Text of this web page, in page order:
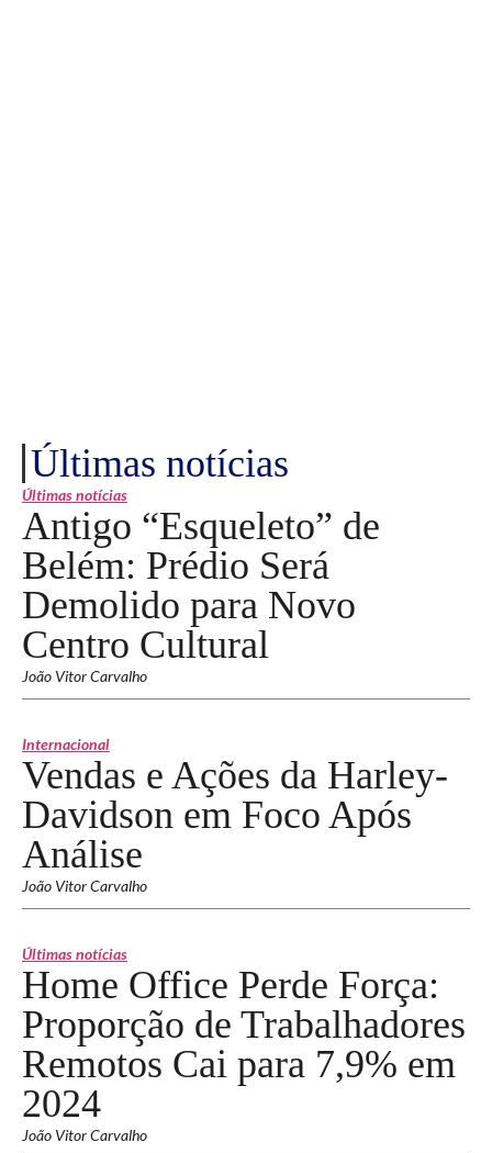
Últimas notícias
Últimas notícias
Antigo “Esqueleto” de
Belém: Prédio Será
Demolido para Novo
Centro Cultural
João Vitor Carvalho
Internacional
Vendas e Ações da Harley-
Davidson em Foco Após
Análise
João Vitor Carvalho
Últimas notícias
Home Office Perde Força:
Proporção de Trabalhadores
Remotos Cai para 7,9% em
2024
João Vitor Carvalho